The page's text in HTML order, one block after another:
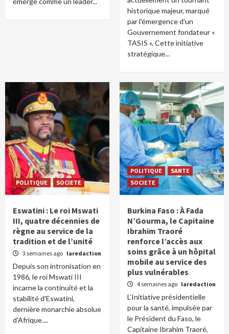
historique majeur, marqué
par l'émergence d'un
Gouvernement fondateur «
TASIS ». Cette initiative
stratégique...
POLITIQUE SOCIETE
Eswatini : Le roi Mswati
III, quatre décennies de
règne au service de la
tradition et de l’unité
3 semaines ago laredaction
Depuis son intronisation en
1986, le roi Mswati III
incarne la continuité et la
stabilité d'Eswatini,
dernière monarchie absolue
d'Afrique....
POLITIQUE
SANTE
SOCIETE
Burkina Faso : À Fada
N’Gourma, le Capitaine
Ibrahim Traoré
renforce l’accès aux
soins grâce à un hôpital
mobile au service des
plus vulnérables
4 semaines ago laredaction
L’Initiative présidentielle
pour la santé, impulsée par
le Président du Faso, le
Capitaine Ibrahim Traoré,